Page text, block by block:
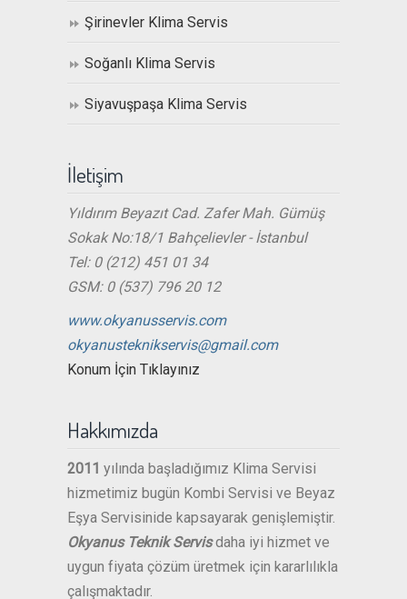
Şirinevler Klima Servis
Soğanlı Klima Servis
Siyavuşpaşa Klima Servis
İletişim
Yıldırım Beyazıt Cad. Zafer Mah. Gümüş
Sokak No:18/1 Bahçelievler - İstanbul
Tel: 0 (212) 451 01 34
GSM: 0 (537) 796 20 12
www.okyanusservis.com
okyanusteknikservis@gmail.com
Konum İçin Tıklayınız
Hakkımızda
2011 yılında başladığımız Klima Servisi
hizmetimiz bugün Kombi Servisi ve Beyaz
Eşya Servisinide kapsayarak genişlemiştir.
Okyanus Teknik Servisdaha iyi hizmet ve
uygun fiyata çözüm üretmek için kararlılıkla
çalışmaktadır.